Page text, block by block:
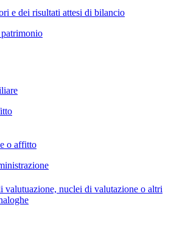
e dei risultati attesi di bilancio
o affitto
valutuazione, nuclei di valutazione o altri